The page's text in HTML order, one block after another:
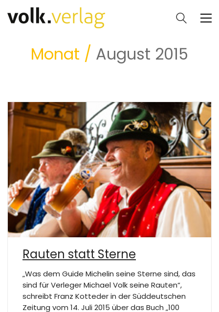
Monat / August 2015
Rauten statt Sterne
„Was dem Guide Michelin seine Sterne sind, das
sind für Verleger Michael Volk seine Rauten“,
schreibt Franz Kotteder in der Süddeutschen
Zeitung vom 14. Juli 2015 über das Buch „100